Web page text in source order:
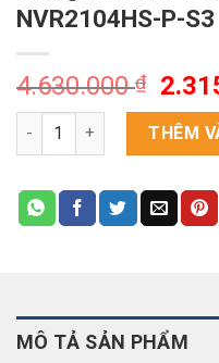
NVR2104HS-P-S3
4.630.000₫
Giá
gốc
là:
Đầu ghi hình IP PoE 4
THÊM
MÔ TẢ SẢN PHẨM